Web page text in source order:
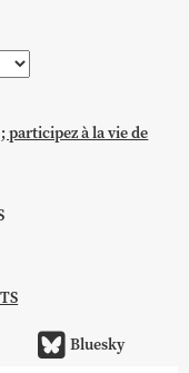
à la vie de
Bluesky